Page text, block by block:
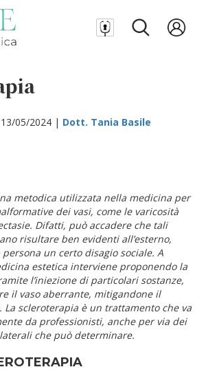
05/2024 | Dott. Tania Basile
metodica utilizzata nella medicina per
dei vasi, come le varicosità
Difatti, può accadere che tali
risultare ben evidenti all’esterno,
un certo disagio sociale. A
estetica interviene proponendo la
l’iniezione di particolari sostanze,
il vaso aberrante, mitigandone il
La scleroterapia è un trattamento che va
da professionisti, anche per via dei
che può determinare.